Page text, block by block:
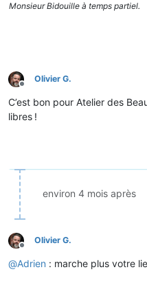
Monsieur Bidouille à temps partiel.
Hors-ligne
Olivier G.
C’est bon pour Atelier des
libres !
environ 4 mois après
Hors-ligne
Olivier G.
@Adrien : marche plus votre